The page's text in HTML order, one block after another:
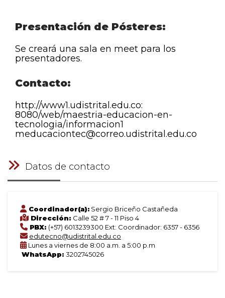
Presentación de Pósteres:
Se creará una sala en meet para los
presentadores.
Contacto:
http://www1.udistrital.edu.co:
8080/web/maestria-educacion-en-
tecnologia/informacion1
meducaciontec@correo.udistrital.edu.co
Datos de contacto
Coordinador(a): Sergio Briceño Castañeda
Dirección: Calle 52 # 7 - 11 Piso 4
PBX: (+57) 6013239300 Ext: Coordinador: 6357 - 6356
edutecno@udistrital.edu.co
Lunes a viernes de 8:00 a.m. a 5:00 p.m
WhatsApp: 3202745026